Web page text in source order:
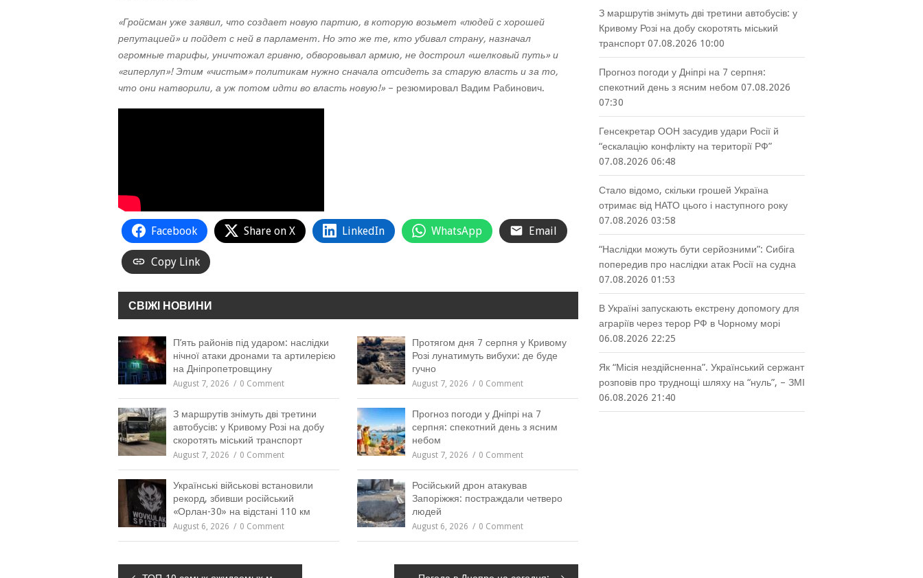
«Гройсман уже заявил, что создает новую партию, в которую возьмет «людей с хорошей
репутацией» и пойдет с ней в парламент. Но это же те, кто убивал страну, назначал
огромные тарифы, уничтожал гривню, обворовывал армию, не достроил «шелковый путь» и
«гиперлуп»! Этим «чистым» политикам нужно сначала отсидеть за старую власть и за то,
что они натворили, а уж потом идти во власть новую!» – резюмировал Вадим Рабинович.
Facebook Share on X LinkedIn WhatsApp Email
Copy Link
СВІЖІ НОВИНИ
П’ять районів під ударом: наслідки
нічної атаки дронами та артилерією
на Дніпропетровщину
August 7, 2026 0 Comment
Протягом дня 7 серпня у Кривому
Розі лунатимуть вибухи: де буде
гучно
August 7, 2026 0 Comment
З маршрутів знімуть дві третини
автобусів: у Кривому Розі на добу
скоротять міський транспорт
August 7, 2026 0 Comment
Прогноз погоди у Дніпрі на 7
серпня: спекотний день з ясним
небом
August 7, 2026 0 Comment
Українські військові встановили
рекорд, збивши російський
«Орлан-30» на відстані 110 км
August 6, 2026 0 Comment
Російський дрон атакував
Запоріжжя: постраждали четверо
людей
August 6, 2026 0 Comment
З маршрутів знімуть дві третини автобусів: у
Кривому Розі на добу скоротять міський
транспорт 07.08.2026 10:00
Прогноз погоди у Дніпрі на 7 серпня:
спекотний день з ясним небом 07.08.2026
07:30
Генсекретар ООН засудив удари Росії й
“ескалацію конфлікту на території РФ”
07.08.2026 06:48
Стало відомо, скільки грошей Україна
отримає від НАТО цього і наступного року
07.08.2026 03:58
“Наслідки можуть бути серйозними”: Сибіга
попередив про наслідки атак Росії на судна
07.08.2026 01:53
В Україні запускають екстрену допомогу для
аграріїв через терор РФ в Чорному морі
06.08.2026 22:25
Як “Місія нездійсненна”. Український сержант
розповів про труднощі шляху на “нуль”, – ЗМІ
06.08.2026 21:40